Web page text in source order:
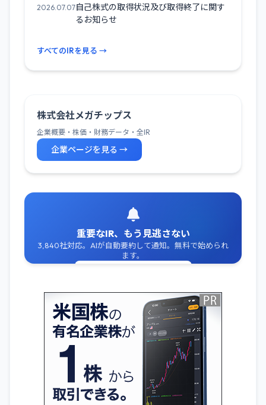
2026.07.07自己株式の取得状況及び取得終了に関す
るお知らせ
すべてのIRを見る →
株式会社メガチップス
企業概要・株価・財務データ・全IR
企業ページを見る →
重要なIR、もう見逃さない
3,840社対応。AIが自動要約して通知。無料で始められ
ます。